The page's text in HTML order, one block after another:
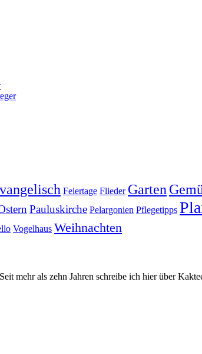
Feiertage Flieder Garten
Pauluskirche Pelargonien Pflegetipps
Vogelhaus Weihnachten
mehr als zehn Jahren schreibe ich hier über